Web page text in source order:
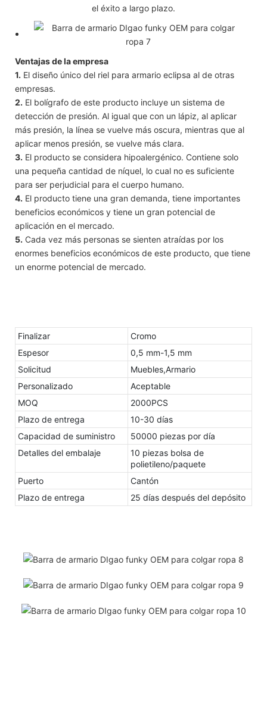
el éxito a largo plazo.
Ventajas de la empresa
1. El diseño único del riel para armario eclipsa al de otras
empresas.
2. El bolígrafo de este producto incluye un sistema de
detección de presión. Al igual que con un lápiz, al aplicar
más presión, la línea se vuelve más oscura, mientras que al
aplicar menos presión, se vuelve más clara.
3. El producto se considera hipoalergénico. Contiene solo
una pequeña cantidad de níquel, lo cual no es suficiente
para ser perjudicial para el cuerpo humano.
4. El producto tiene una gran demanda, tiene importantes
beneficios económicos y tiene un gran potencial de
aplicación en el mercado.
5. Cada vez más personas se sienten atraídas por los
enormes beneficios económicos de este producto, que tiene
un enorme potencial de mercado.
Finalizar
Cromo
Espesor
0,5 mm-1,5 mm
Solicitud
Muebles,Armario
Personalizado
Aceptable
MOQ
2000PCS
Plazo de entrega
10-30 días
Capacidad de suministro
50000 piezas por día
Detalles del embalaje
10 piezas bolsa de
polietileno/paquete
Puerto
Cantón
Plazo de entrega
25 días después del depósito